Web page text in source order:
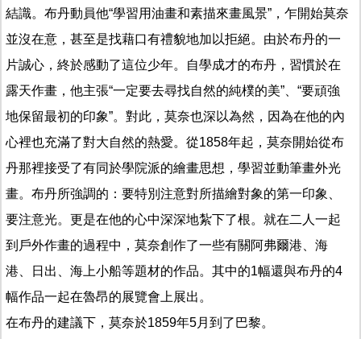
結識。布丹動員他“學習用油畫和素描來畫風景”，乍開始莫奈
並沒在意，甚至是找藉口有禮貌地加以拒絕。由於布丹的一
片誠心，終於感動了這位少年。自學成才的布丹，習慣於在
露天作畫，他主張“一定要去尋找自然的純樸的美”、“要頑強
地保留最初的印象”。對此，莫奈也深以為然，因為在他的內
心裡也充滿了對大自然的熱愛。從1858年起，莫奈開始從布
丹那裡接受了有同於學院派的繪畫思想，學習並動筆畫外光
畫。布丹所強調的：要特別注意對所描繪對象的第一印象、
要注意光。更是在他的心中深深地紮下了根。就在二人一起
到戶外作畫的過程中，莫奈創作了一些有關阿弗爾港、海
港、日出、海上小船等題材的作品。其中的1幅還與布丹的4
幅作品一起在魯昂的展覽會上展出。
在布丹的建議下，莫奈於1859年5月到了巴黎。